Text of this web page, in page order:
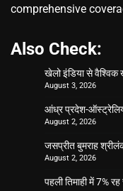
comprehensive
Also Check:
खेलो इंडिया से
August 3, 2026
आंध्र प्रदेश-
August 2, 2026
जसप्रीत बुमराह
August 2, 2026
पहली तिमाही में 7%